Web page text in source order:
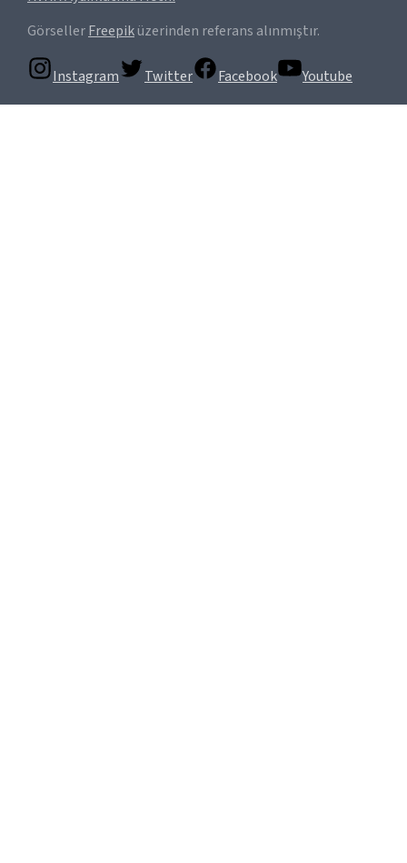
GörsellerFreepiküzerinden referans alınmıştır.
Instagram Twitter Facebook Youtube